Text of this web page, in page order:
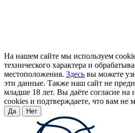
На нашем сайте мы используем
технического характера и
местоположения. Здесь вы можете
эти данные. Также наш сайт не
младше 18 лет. Вы даёте согласие на
cookies и подтверждаете, что вам не
Да Нет